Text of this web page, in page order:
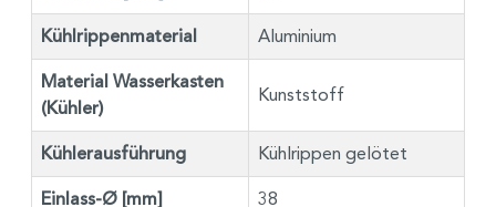
Kühlrippenmaterial Aluminium
Material Wasserkasten
(Kühler)
Kunststoff
Kühlerausführung Kühlrippen gelötet
Einlass-Ø [mm] 38